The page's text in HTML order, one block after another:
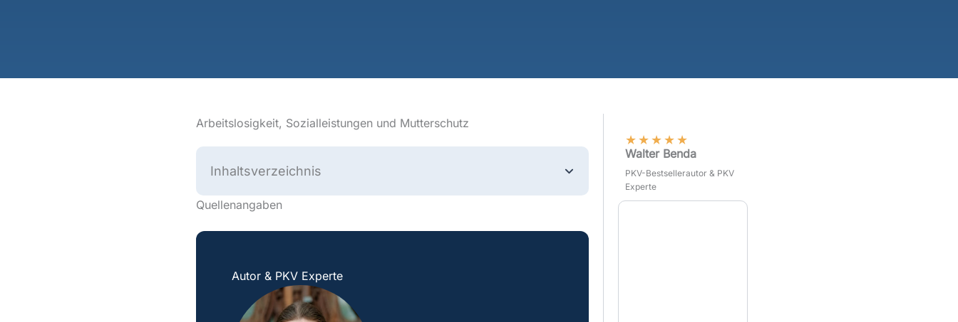
Arbeitslosigkeit, Sozialleistungen und Mutterschutz
Inhaltsverzeichnis
Quellenangaben
Autor & PKV Experte
★★★★★
Walter Benda
PKV-Bestsellerautor & PKV
Experte